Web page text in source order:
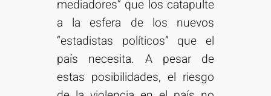
mediadores” que los catapulte
a la esfera de los nuevos
“estadistas políticos” que el
país necesita. A pesar de
estas posibilidades, el riesgo